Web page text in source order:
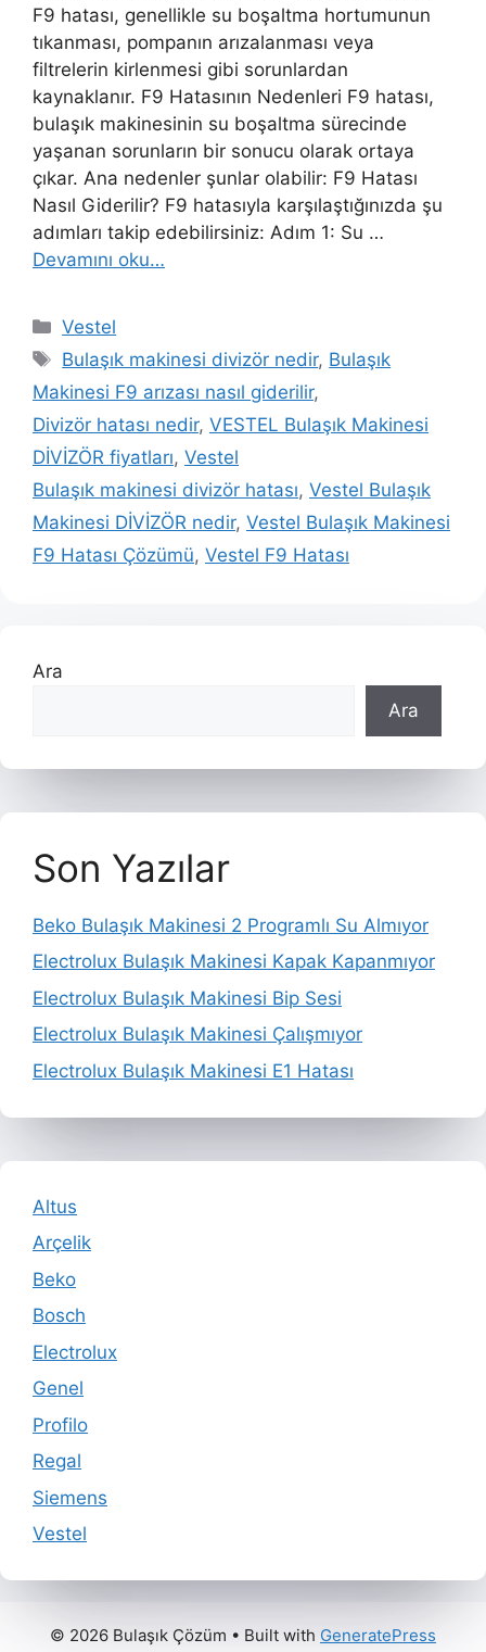
F9 hatası, genellikle su boşaltma hortumunun
tıkanması, pompanın arızalanması veya
filtrelerin kirlenmesi gibi sorunlardan
kaynaklanır. F9 Hatasının Nedenleri F9 hatası,
bulaşık makinesinin su boşaltma sürecinde
yaşanan sorunların bir sonucu olarak ortaya
çıkar. Ana nedenler şunlar olabilir: F9 Hatası
Nasıl Giderilir? F9 hatasıyla karşılaştığınızda şu
adımları takip edebilirsiniz: Adım 1: Su …
Devamını oku…
Kategoriler
Vestel
Etiketler
Bulaşık makinesi divizör nedir, Bulaşık
Makinesi F9 arızası nasıl giderilir,
Divizör hatası nedir, VESTEL Bulaşık Makinesi
DİVİZÖR fiyatları, Vestel
Bulaşık makinesi divizör hatası, Vestel Bulaşık
Makinesi DİVİZÖR nedir, Vestel Bulaşık Makinesi
F9 Hatası Çözümü, Vestel F9 Hatası
Ara
Ara
Son Yazılar
Beko Bulaşık Makinesi 2 Programlı Su Almıyor
Electrolux Bulaşık Makinesi Kapak Kapanmıyor
Electrolux Bulaşık Makinesi Bip Sesi
Electrolux Bulaşık Makinesi Çalışmıyor
Electrolux Bulaşık Makinesi E1 Hatası
Altus
Arçelik
Beko
Bosch
Electrolux
Genel
Profilo
Regal
Siemens
Vestel
© 2026 Bulaşık Çözüm • Built with GeneratePress